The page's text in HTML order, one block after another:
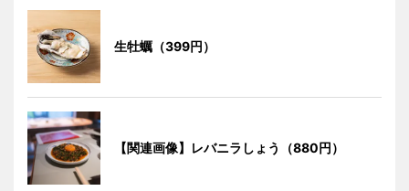
生牡蠣（399円）
【関連画像】レバニラしょう（880円）